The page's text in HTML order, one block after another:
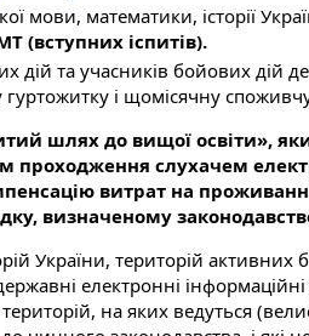
мови, математики, історії
(вступних іспитів).
дій та учасників бойових дій
і щомісячну
шлях до вищої освіти»,
слухачем
витрат на
визначеному
України, територій активних
електронні
на яких ведуться